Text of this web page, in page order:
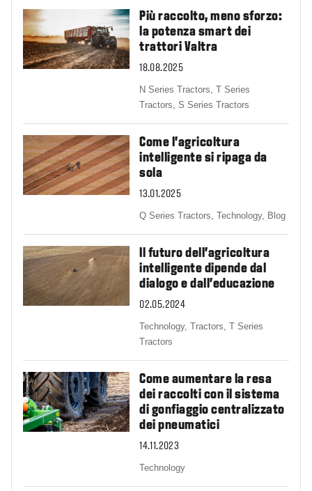
Più raccolto, meno sforzo:
la potenza smart dei
trattori Valtra
18.08.2025
N Series Tractors,T Series
Tractors,S Series Tractors
Come l'agricoltura
intelligente si ripaga da
sola
13.01.2025
Q Series Tractors,Technology, Blog
Il futuro dell'agricoltura
intelligente dipende dal
dialogo e dall'educazione
02.05.2024
Technology,Tractors,T Series
Tractors
Come aumentare la resa
dei raccolti con il sistema
di gonfiaggio centralizzato
dei pneumatici
14.11.2023
Technology